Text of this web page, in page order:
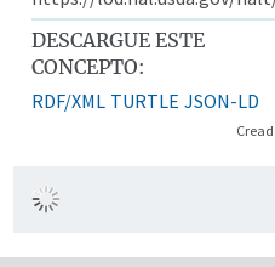
DESCARGUE ESTE
CONCEPTO:
RDF/XML TURTLE JSON-LD